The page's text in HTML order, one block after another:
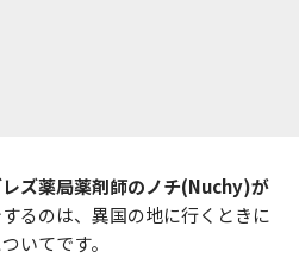
ズ薬局薬剤師のノチ(Nuchy)が
るのは、異国の地に行くときに
いてです。